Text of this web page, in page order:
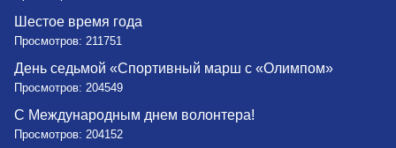
Шестое время года
Просмотров: 211751
День седьмой «Спортивный марш с «Олимпом»
Просмотров: 204549
С Международным днем волонтера!
Просмотров: 204152